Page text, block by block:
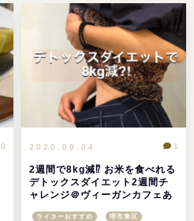
0 2020.09.04
2週間で8kg減⁉︎ お米を食べれる
デトックスダイエット2週間チ
ャレンジ＠ヴィーガンカフェあ
1
ライターおすすめ 堺市東区